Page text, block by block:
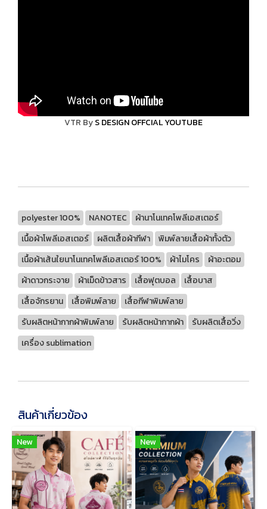
VTR ByS DESIGN OFFCIAL YOUTUBE
polyester 100% NANOTEC
ผ้านาโนเทคโพลีเอสเตอร์
เนื้อผ้าโพลีเอสเตอร์
ผลิตเสื้อผ้ากีฬา
พิมพ์ลายเสื้อผ้าทั้งตัว
เนื้อผ้าเส้นใยนาโนเทคโพลีเอสเตอร์ 100%
ผ้าไมโคร
ผ้าอะตอม
ผ้าดาวกระจาย
ผ้าเม็ดข้าวสาร เสื้อฟุตบอล
เสื้อบาส
เสื้อจักรยาน
เสื้อพิมพ์ลาย
เสื้อกีฬาพิมพ์ลาย
รับผลิตหน้ากากผ้าพิมพ์ลาย
รับผลิตหน้ากากผ้า
รับผลิตเสื้อวิ่ง
เครื่อง sublimation
สินค้าเกี่ยวข้อง
New New